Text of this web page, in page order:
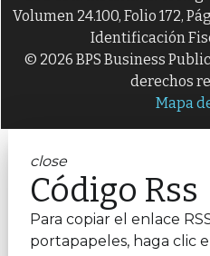
Volumen 24.100, Folio 172,
Identificación
© 2026 BPS Business
derechos
Mapa
close
Código Rss
Para copiar el enlace
portapapeles, haga clic